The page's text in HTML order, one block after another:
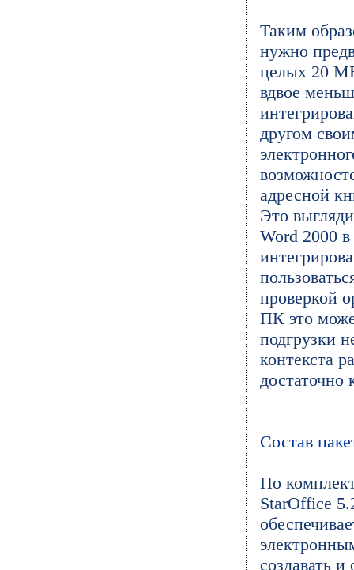
Таким
нужно
целых 20
вдвое
другом
адресной
Это
Word 2000
проверкой
ПК это
подгрузки
контекста
достаточно
Состав
По
StarOffice
создавать